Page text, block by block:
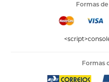
Formas
Formas